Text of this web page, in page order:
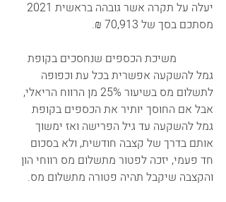
מסתכם בסך של 70,913 ₪.
             משיכת הכספים שנחסכים בקופת
גמל להשקעה אפשרית בכל עת וכפופה
לתשלום מס בשיעור 25% מן הרווח הריאלי,
אבל אם החוסך יותיר את הכספים בקופת
גמל להשקעה עד גיל הפרישה ואז ימשוך
אותם בדרך של קצבה חודשית, ולא בסכום
חד פעמי, יזכה לפטור מתשלום מס רווחי הון
והקצבה שיקבל תהיה פטורה מתשלום מס.